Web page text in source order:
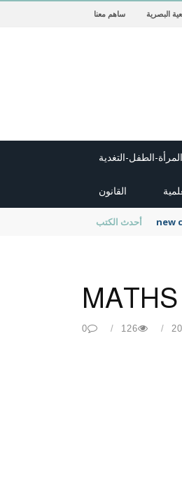
البصرية ساهم معنا
الطفل-التغدية
القانون
أحدث الكتب new
126
0